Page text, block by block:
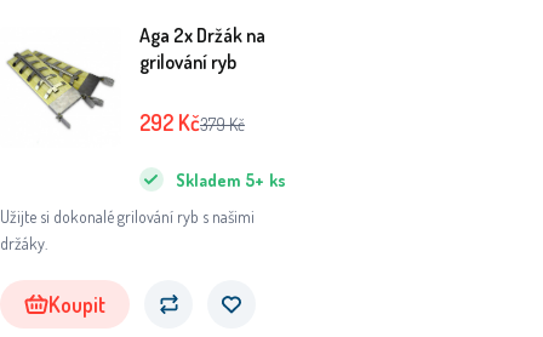
Aga 2x Držák na
grilování ryb
Užijte si dokonalé grilování ryb s našimi
držáky.
Skladem 5+ ks
292 Kč379Kč
Koupit